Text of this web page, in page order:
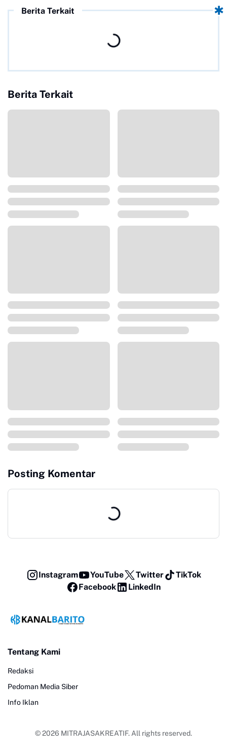
Berita Terkait
Berita Terkait
Posting Komentar
Instagram YouTube Twitter
TikTok
Facebook
LinkedIn
Tentang Kami
Redaksi
Pedoman Media Siber
Info Iklan
© 2026 MITRAJASAKREATIF. All rights reserved.